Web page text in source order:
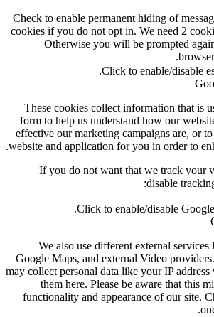
Check to enable permanent
cookies if you do not opt in.
Otherwise you will be
Click to
These cookies collect
form to help us understand
effective our marketing
website and application for
If you do not want that
Click to
We also use different
Google Maps, and external
may collect personal data like
them here. Please be
functionality and